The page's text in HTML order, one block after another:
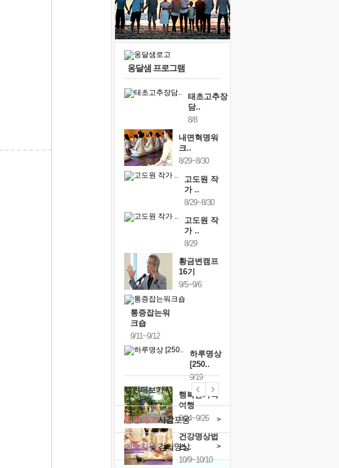
아픈 아버지를 위한 공간 설계
보고 싶은 어머니
유년 시절의 부산 영도 바다
못된 꼰대들
슬럼프
#도움
#면역력
#삶
#명상
옹달샘 프로그램
태초고추장
담..
8/8
내면혁명워
크..
8/29~8/30
고도원 작
가 ..
8/29~8/30
고도원 작
가 ..
8/29
황금변캠프
16기
9/5~9/6
통증잡는워
크숍
9/11~9/12
하루명상
[250..
9/19
행복한가족
여행
9/24~9/26
건강명상법
스..
10/9~10/10
캘린더보기+
예술치유걷기명상 >
힐링허그사감포옹 >